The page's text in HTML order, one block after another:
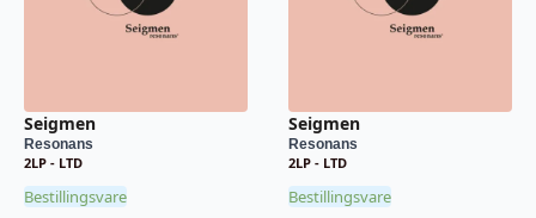
Seigmen
Resonans
2LP - LTD
Bestillingsvare
Seigmen
Resonans
2LP - LTD
Bestillingsvare